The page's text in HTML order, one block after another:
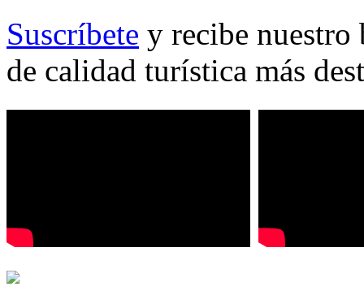
Suscríbete y recibe nuestro
de calidad turística más